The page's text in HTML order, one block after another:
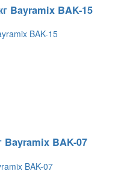
Bayramix BAK-15
Bayramix BAK-07